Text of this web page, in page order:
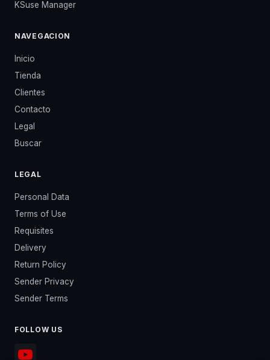
KSuse Manager
NAVEGACION
Inicio
Tienda
Clientes
Contacto
Legal
Buscar
LEGAL
Personal Data
Terms of Use
Requisites
Delivery
Return Policy
Sender Privacy
Sender Terms
FOLLOW US